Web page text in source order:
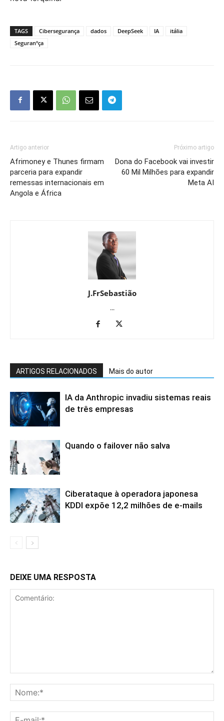
TAGS Cibersegurança dados DeepSeek IA
itália
Seguranºça
Artigo anterior
Afrimoney e Thunes firmam
parceria para expandir
remessas internacionais em
Angola e África
Próximo artigo
Dona do Facebook vai investir
60 Mil Milhões para expandir
Meta AI
J.FrSebastião
...
ARTIGOS RELACIONADOS Mais do autor
IA da Anthropic invadiu sistemas reais
de três empresas
Quando o failover não salva
Ciberataque à operadora japonesa
KDDI expõe 12,2 milhões de e-mails
DEIXE UMA RESPOSTA